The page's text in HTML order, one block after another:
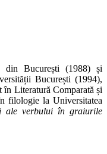
din București (1988) și
București (1994),
în Literatură Comparată și
filologie la Universitatea
ale verbului în graiurile